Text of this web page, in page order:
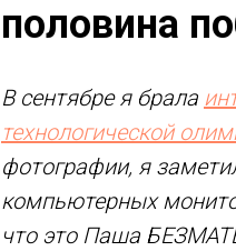
половина
В сентябре я брала
технологической
фотографии, я
компьютерных
что это Паша